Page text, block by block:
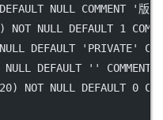
DEFAULT NULL COMMENT
'版
) NOT NULL DEFAULT 1
DEFAULT 'PRIVATE'
NULL DEFAULT '' COMMENT
20) NOT NULL DEFAULT 0